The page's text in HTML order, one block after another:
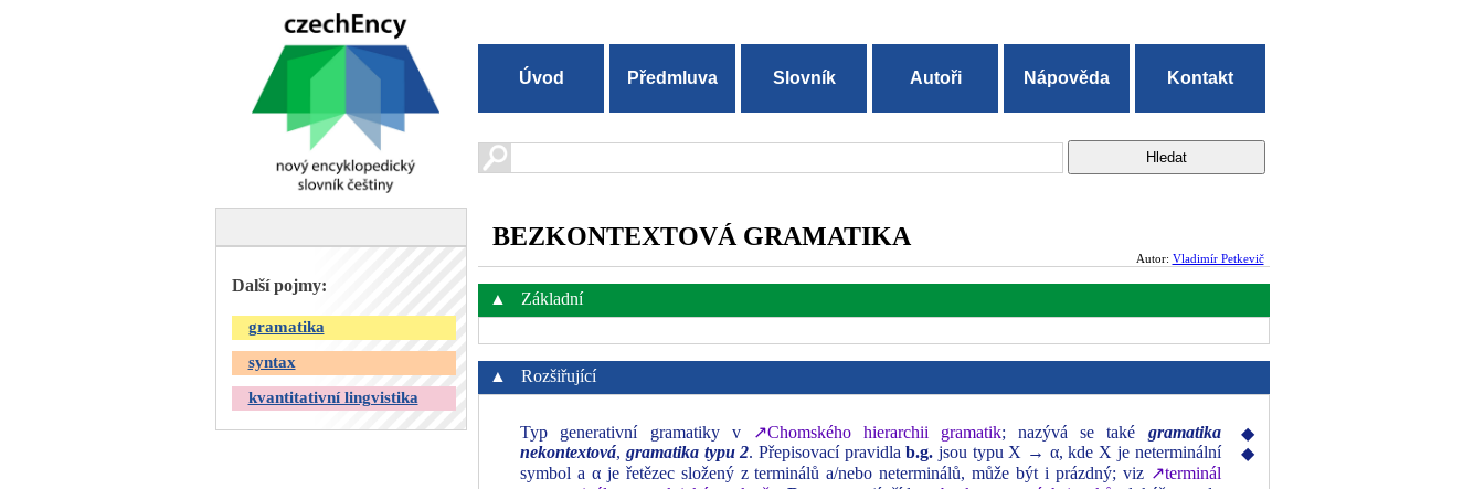
Úvod Předmluva Slovník Autoři Nápověda Kontakt
BEZKONTEXTOVÁ GRAMATIKA
Autor: Vladimír Petkevič
▲ Základní
▲ Rozšiřující
Typ generativní gramatiky v ↗Chomského hierarchii gramatik; nazývá se také gramatika
nekontextová, gramatika typu 2. Přepisovací pravidlab.g. jsou typu X → α, kde X je neterminální
symbol a α je řetězec složený z terminálů a/nebo neterminálů, může být i prázdný; viz ↗terminál
◆
◆
Další pojmy:
gramatika
syntax
kvantitativní lingvistika